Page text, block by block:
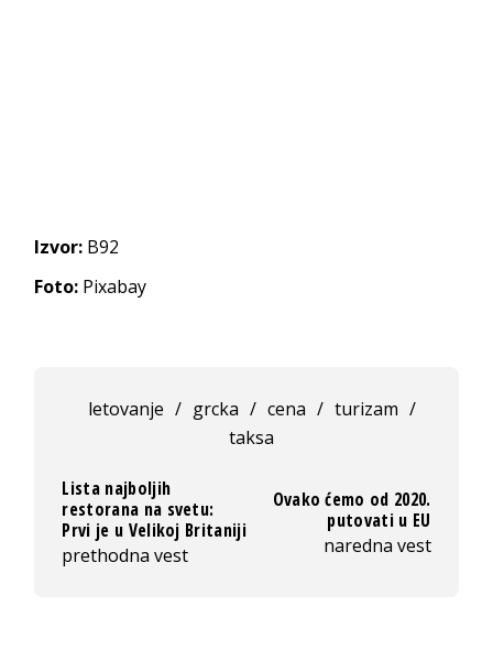
Izvor: B92
Foto: Pixabay
letovanje / grcka / cena / turizam /
taksa
Lista najboljih
restorana na svetu:
Prvi je u Velikoj Britaniji
prethodna vest
Ovako ćemo od 2020.
putovati u EU
naredna vest